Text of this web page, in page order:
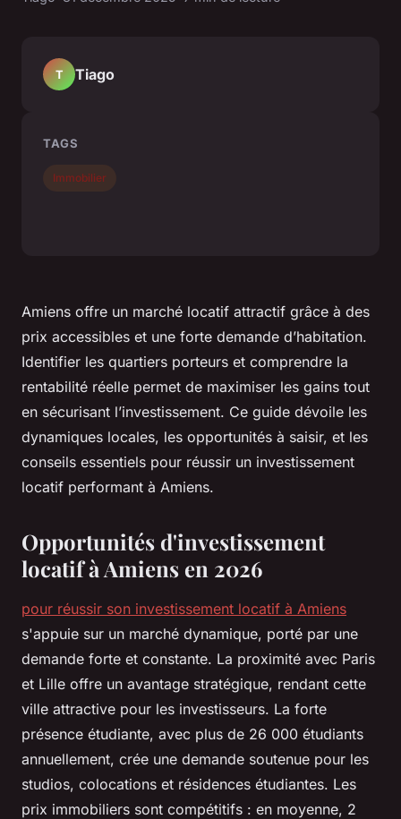
Amiens offre un marché locatif attractif grâce à des
prix accessibles et une forte demande d’habitation.
Identifier les quartiers porteurs et comprendre la
rentabilité réelle permet de maximiser les gains tout
en sécurisant l’investissement. Ce guide dévoile les
dynamiques locales, les opportunités à saisir, et les
conseils essentiels pour réussir un investissement
locatif performant à Amiens.
Opportunités d'investissement
locatif à Amiens en 2026
pour réussir son investissement locatif à Amiens
s'appuie sur un marché dynamique, porté par une
demande forte et constante. La proximité avec Paris
et Lille offre un avantage stratégique, rendant cette
ville attractive pour les investisseurs. La forte
présence étudiante, avec plus de 26 000 étudiants
annuellement, crée une demande soutenue pour les
studios, colocations et résidences étudiantes. Les
prix immobiliers sont compétitifs : en moyenne, 2
T Tiago
TAGS
Immobilier